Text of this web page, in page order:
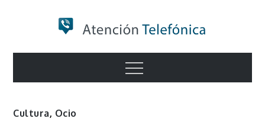
Numero de
Información
Menu
Cultura, Ocio